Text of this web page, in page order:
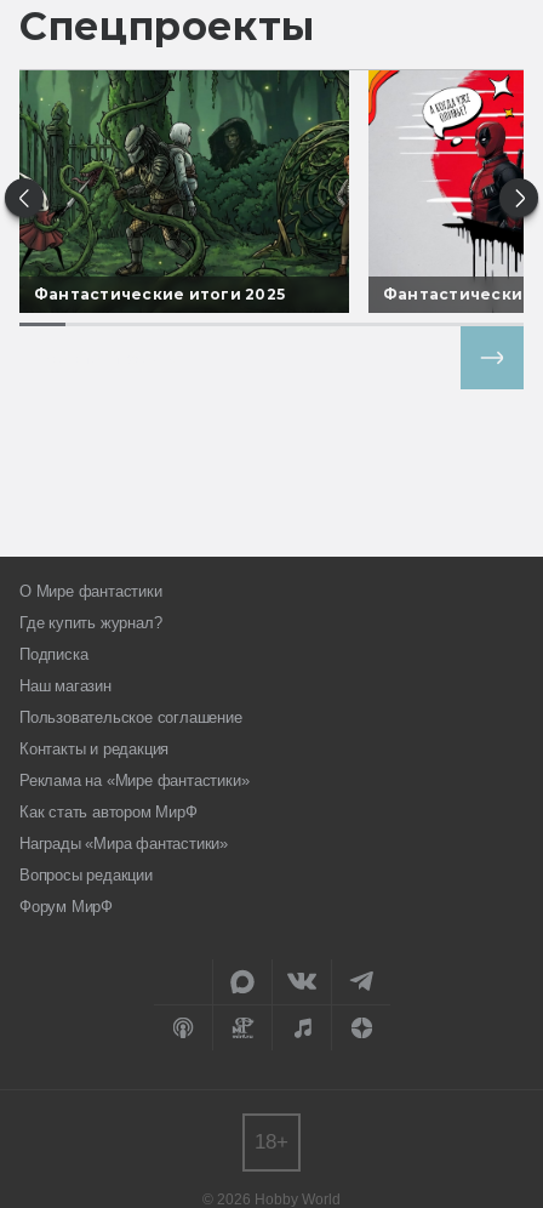
Спецпроекты
Фантастические итоги 2025 Фантастические
О Мире фантастики
Где купить журнал?
Подписка
Наш магазин
Пользовательское соглашение
Контакты и редакция
Реклама на «Мире фантастики»
Как стать автором МирФ
Награды «Мира фантастики»
Вопросы редакции
Форум МирФ
© 2026 Hobby World
18+